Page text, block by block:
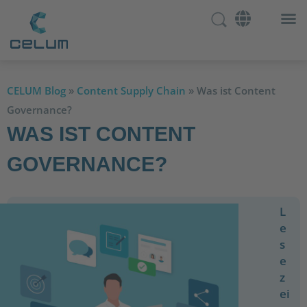
CELUM Blog » Content Supply Chain » Was ist Content
Governance?
WAS IST CONTENT
GOVERNANCE?
L
e
s
e
z
ei